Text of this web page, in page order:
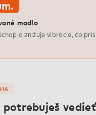
madlo
a znižuje vibrácie, čo
potrebuješ vedieť